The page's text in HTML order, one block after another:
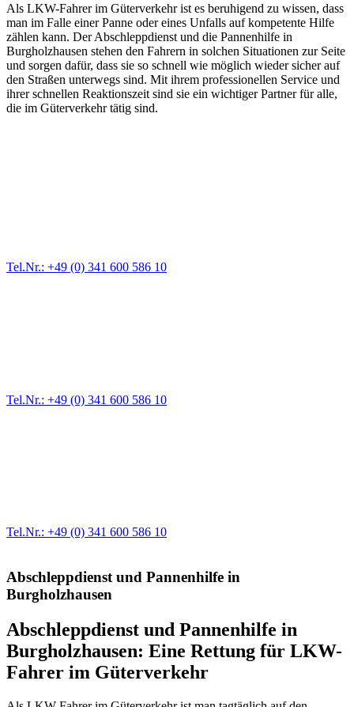
Als LKW-Fahrer im Güterverkehr ist es beruhigend zu wissen, dass
man im Falle einer Panne oder eines Unfalls auf kompetente Hilfe
zählen kann. Der Abschleppdienst und die Pannenhilfe in
Burgholzhausen stehen den Fahrern in solchen Situationen zur Seite
und sorgen dafür, dass sie so schnell wie möglich wieder sicher auf
den Straßen unterwegs sind. Mit ihrem professionellen Service und
ihrer schnellen Reaktionszeit sind sie ein wichtiger Partner für alle,
die im Güterverkehr tätig sind.
Tel.Nr.: +49 (0) 341 600 586 10
Tel.Nr.: +49 (0) 341 600 586 10
Tel.Nr.: +49 (0) 341 600 586 10
Abschleppdienst und Pannenhilfe in
Burgholzhausen
Abschleppdienst und Pannenhilfe in
Burgholzhausen: Eine Rettung für LKW-
Fahrer im Güterverkehr